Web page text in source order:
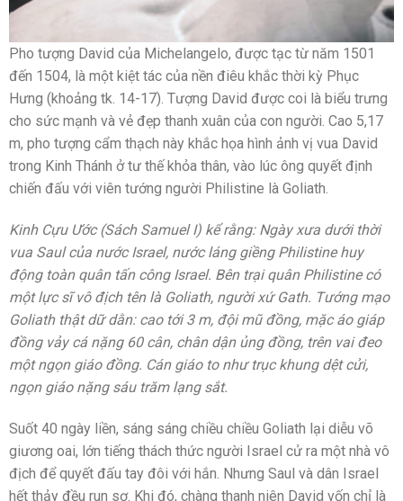
Pho tượng David của Michelangelo, được tạc từ năm 1501
đến 1504, là một kiệt tác của nền điêu khắc thời kỳ Phục
Hưng (khoảng tk. 14-17). Tượng David được coi là biểu trưng
cho sức mạnh và vẻ đẹp thanh xuân của con người. Cao 5,17
m, pho tượng cẩm thạch này khắc họa hình ảnh vị vua David
trong Kinh Thánh ở tư thế khỏa thân, vào lúc ông quyết định
chiến đấu với viên tướng người Philistine là Goliath.
Kinh Cựu Ước (Sách Samuel I) kể rằng: Ngày xưa dưới thời
vua Saul của nước Israel, nước láng giềng Philistine huy
động toàn quân tấn công Israel. Bên trại quân Philistine có
một lực sĩ vô địch tên là Goliath, người xứ Gath. Tướng mạo
Goliath thật dữ dằn: cao tới 3 m, đội mũ đồng, mặc áo giáp
đồng vảy cá nặng 60 cân, chân dận ủng đồng, trên vai đeo
một ngọn giáo đồng. Cán giáo to như trục khung dệt cửi,
ngọn giáo nặng sáu trăm lạng sắt.
Suốt 40 ngày liền, sáng sáng chiều chiều Goliath lại diễu võ
giương oai, lớn tiếng thách thức người Israel cử ra một nhà vô
địch để quyết đấu tay đôi với hắn. Nhưng Saul và dân Israel
hết thảy đều run sợ. Khi đó, chàng thanh niên David vốn chỉ là